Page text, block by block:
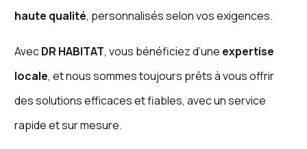
haute qualité, personnalisés selon vos exigences.
AvecDR HABITAT, vous bénéficiez d’une expertise
locale, et nous sommes toujours prêts à vous offrir
des solutions efficaces et fiables, avec un service
rapide et sur mesure.